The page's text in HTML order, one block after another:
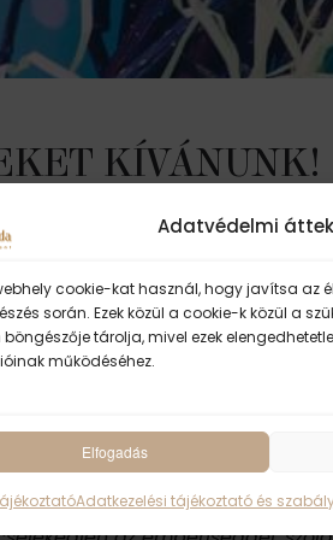
Adatvédelmi
cookie-kat használ, hogy javítsa az
során. Ezek közül a cookie-k közül a
böngészője tárolja, mivel ezek
működéséhez.
Elfogadás
Adatkezelési tájékoztató és
KÍVÁNUNK!
szeretet, béke, öröm, és jólét
Nem hivatkozhatott a
rendelkezett jártassággal
Amikor megszólalt,
erő áradt, mely nem e
szeretet és a végtelen